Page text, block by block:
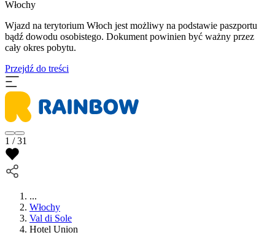
Włochy
Wjazd na terytorium Włoch jest możliwy na podstawie paszportu
bądź dowodu osobistego. Dokument powinien być ważny przez
cały okres pobytu.
Przejdź do treści
1 / 31
...
Włochy
Val di Sole
Hotel Union